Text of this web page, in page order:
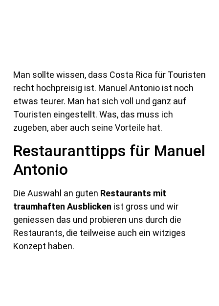
Man sollte wissen, dass Costa Rica für Touristen
recht hochpreisig ist. Manuel Antonio ist noch
etwas teurer. Man hat sich voll und ganz auf
Touristen eingestellt. Was, das muss ich
zugeben, aber auch seine Vorteile hat.
Restauranttipps für Manuel
Antonio
Die Auswahl an guten Restaurants mit
traumhaften Ausblicken ist gross und wir
geniessen das und probieren uns durch die
Restaurants, die teilweise auch ein witziges
Konzept haben.